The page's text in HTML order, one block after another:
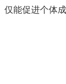
仅能促进个体